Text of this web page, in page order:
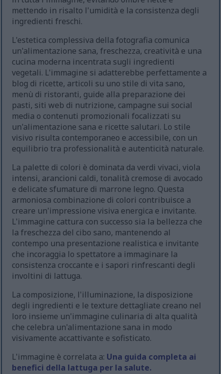
mettendo in risalto l'umidità e la consistenza degli
ingredienti freschi.
L'estetica complessiva della fotografia comunica
un'alimentazione sana, freschezza, creatività e una
cucina moderna incentrata sugli ingredienti
vegetali. L'immagine si adatterebbe perfettamente a
blog di ricette, articoli su uno stile di vita sano,
menù di ristoranti, guide alla preparazione dei
pasti, siti web di nutrizione, campagne sui social
media o contenuti promozionali focalizzati su
un'alimentazione sana e ricette salutari. Lo stile
visivo risulta contemporaneo e accessibile, con un
equilibrio tra professionalità e autenticità naturale.
La palette di colori è dominata da verdi vivaci, viola
intensi, arancioni caldi, tonalità cremose di avocado
e delicate sfumature di marrone legno. Questa
armoniosa combinazione di colori contribuisce a
creare un'impressione visiva energica e invitante.
L'immagine cattura con successo sia la bellezza che
la freschezza del cibo sano, mantenendo al
contempo una presentazione realistica e invitante
che incoraggia lo spettatore a immaginare la
consistenza croccante e i sapori rinfrescanti degli
involtini di lattuga.
La composizione, l'illuminazione, la disposizione
degli ingredienti e le texture dettagliate creano nel
loro insieme un'immagine culinaria di alta qualità
che celebra un'alimentazione sana in modo
visivamente accattivante e sofisticato.
L'immagine è correlata a: Una guida completa ai
benefici della lattuga per la salute.